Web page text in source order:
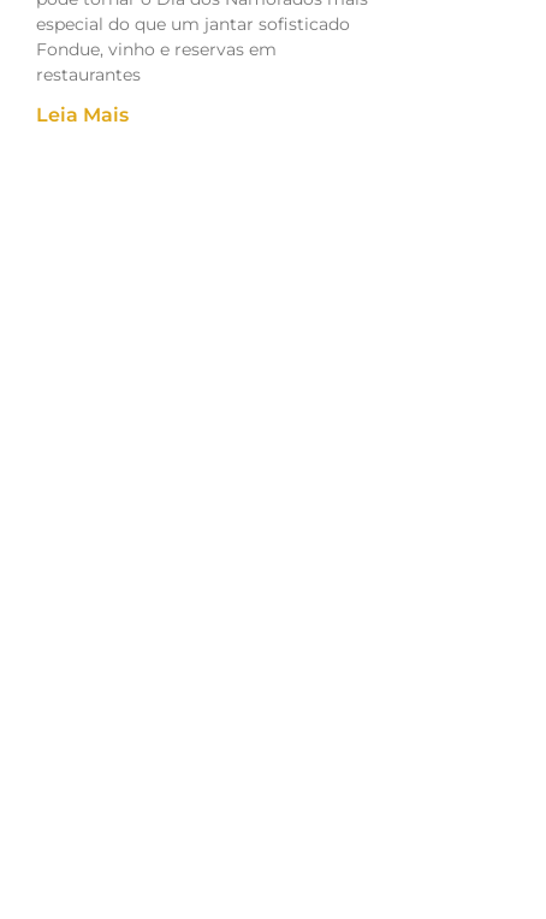
especial do que um jantar sofisticado
Fondue, vinho e reservas em
restaurantes
Leia Mais